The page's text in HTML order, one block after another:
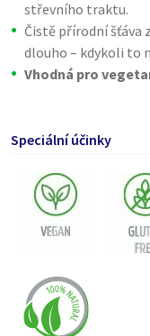
střevního traktu.
Čistě přírodní šťáva
dlouho – kdykoli to
Vhodná pro
Speciální účinky